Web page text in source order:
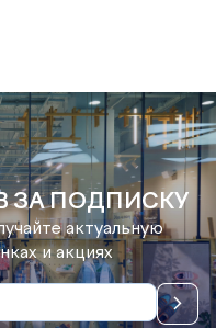
ЗА ПОДПИСКУ
актуальную
и акциях